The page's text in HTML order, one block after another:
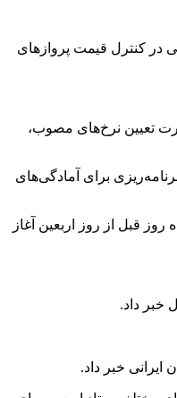
در کنترل قیمت پروازهای
صورت تعیین نرخ‌های مصوب،
برای آمادگی‌های
برای انتقال زوار و همچنین موکب داران از تاریخ شنبه ۴ شهریور ماه، یعنی یازده روز قبل‌ از روز اربعین آغاز
خبر داد.